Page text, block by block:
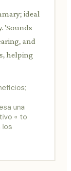
ideal
'Sounds
and
helping
una
« to
los